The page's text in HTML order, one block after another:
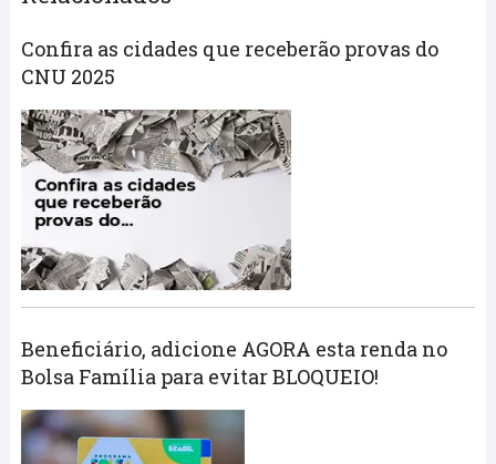
Confira as cidades que receberão provas do
CNU 2025
Beneficiário, adicione AGORA esta renda no
Bolsa Família para evitar BLOQUEIO!